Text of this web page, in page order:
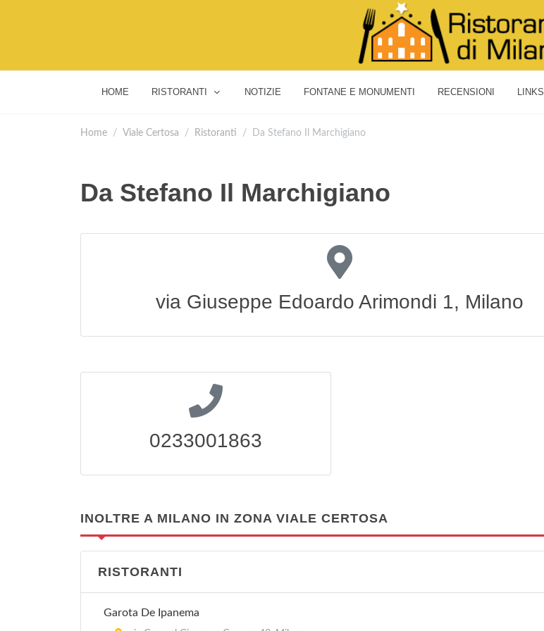
HOME RISTORANTI NOTIZIE FONTANE E MONUMENTI RECENSIONI LINKS
Home Viale Certosa Ristoranti Da Stefano Il Marchigiano
Da Stefano Il Marchigiano
via Giuseppe Edoardo Arimondi 1, Milano
0233001863
INOLTRE A MILANO IN ZONA VIALE CERTOSA
RISTORANTI
Garota De Ipanema